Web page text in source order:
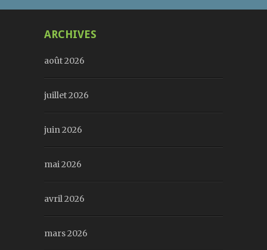
ARCHIVES
août 2026
juillet 2026
juin 2026
mai 2026
avril 2026
mars 2026